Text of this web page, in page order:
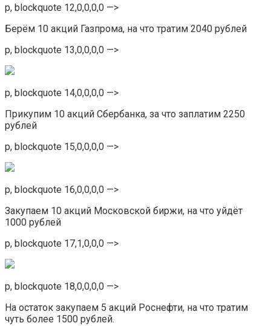
p, blockquote 12,0,0,0,0 —>
Берём 10 акций Газпрома, на что тратим 2040 рублей
p, blockquote 13,0,0,0,0 —>
p, blockquote 14,0,0,0,0 —>
Прикупим 10 акций Сбербанка, за что заплатим 2250
рублей
p, blockquote 15,0,0,0,0 —>
p, blockquote 16,0,0,0,0 —>
Закупаем 10 акций Московской биржи, на что уйдёт
1000 рублей
p, blockquote 17,1,0,0,0 —>
p, blockquote 18,0,0,0,0 —>
На остаток закупаем 5 акций Роснефти, на что тратим
чуть более 1500 рублей.